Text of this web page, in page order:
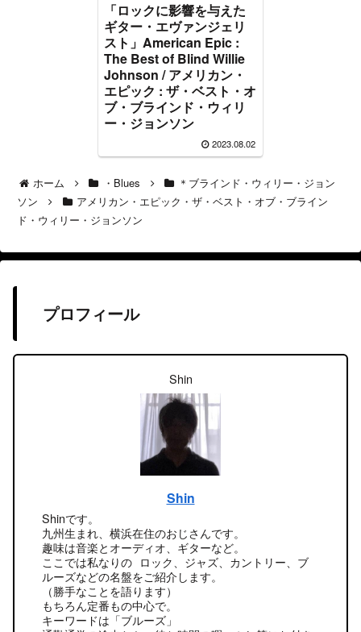
「ロックに影響を与えた
ギター・エヴァンジェリ
スト」American Epic :
The Best of Blind Willie
Johnson / アメリカン・
エピック : ザ・ベスト・オ
ブ・ブラインド・ウィリ
ー・ジョンソン
2023.08.02
ホーム ・Blues
＊ブラインド・ウィリー・ジョン
ソン
アメリカン・エピック・ザ・ベスト・オブ・ブライン
ド・ウィリー・ジョンソン
プロフィール
Shin
Shin
Shinです。
九州生まれ、横浜在住のおじさんです。
趣味は音楽とオーディオ、ギターなど。
ここでは私なりの ロック、ジャズ、カントリー、ブ
ルーズなどの名盤をご紹介します。
（勝手なことを語ります）
もちろん定番もの中心で。
キーワードは「ブルーズ」